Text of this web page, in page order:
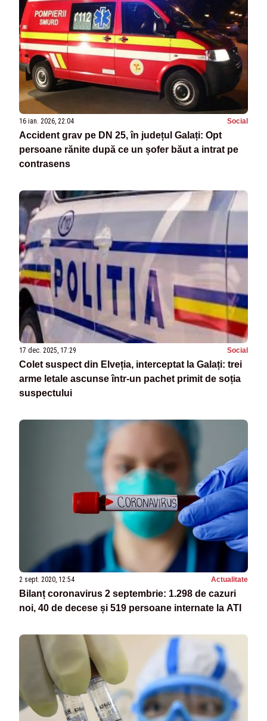
16 ian. 2026, 22:04 Social
Accident grav pe DN 25, în județul Galați: Opt
persoane rănite după ce un șofer băut a intrat pe
contrasens
17 dec. 2025, 17:29 Social
Colet suspect din Elveția, interceptat la Galați: trei
arme letale ascunse într-un pachet primit de soția
suspectului
2 sept. 2020, 12:54 Actualitate
Bilanț coronavirus 2 septembrie: 1.298 de cazuri
noi, 40 de decese și 519 persoane internate la ATI